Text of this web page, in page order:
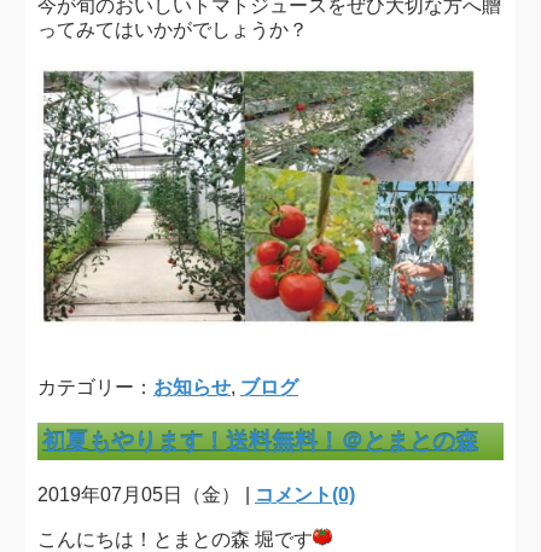
今が旬のおいしいトマトジュースをぜひ大切な方へ贈
ってみてはいかがでしょうか？
カテゴリー： お知らせ, ブログ
初夏もやります！送料無料！＠とまとの森
2019年07月05日（金） | コメント(0)
こんにちは！とまとの森 堀です